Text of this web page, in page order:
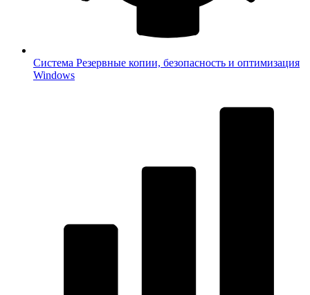
Система Резервные копии, безопасность и оптимизация
Windows